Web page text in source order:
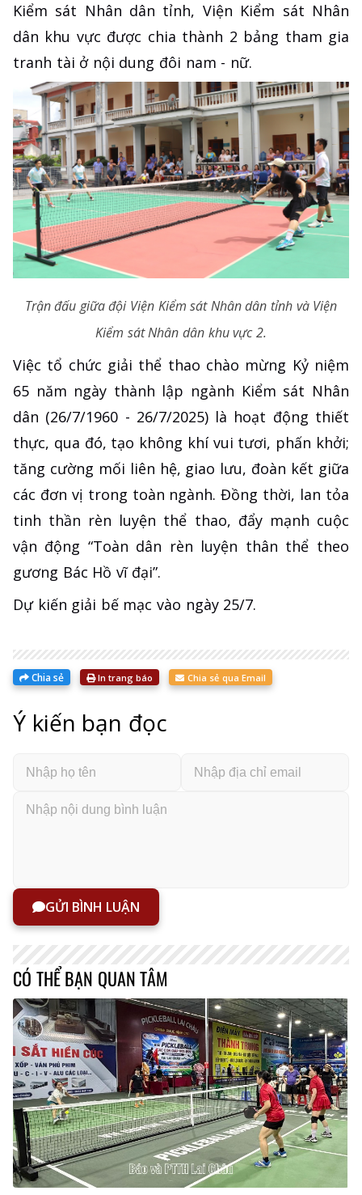
Kiểm sát Nhân dân tỉnh, Viện Kiểm sát Nhân
dân khu vực được chia thành 2 bảng tham gia
tranh tài ở nội dung đôi nam - nữ.
Trận đấu giữa đội Viện Kiểm sát Nhân dân tỉnh và Viện
Kiểm sát Nhân dân khu vực 2.
Việc tổ chức giải thể thao chào mừng Kỷ niệm
65 năm ngày thành lập ngành Kiểm sát Nhân
dân (26/7/1960 - 26/7/2025) là hoạt động thiết
thực, qua đó, tạo không khí vui tươi, phấn khởi;
tăng cường mối liên hệ, giao lưu, đoàn kết giữa
các đơn vị trong toàn ngành. Đồng thời, lan tỏa
tinh thần rèn luyện thể thao, đẩy mạnh cuộc
vận động “Toàn dân rèn luyện thân thể theo
gương Bác Hồ vĩ đại”.
Dự kiến giải bế mạc vào ngày 25/7.
Chia sẻ In trang báo Chia sẻ qua Email
Ý kiến bạn đọc
GỬI BÌNH LUẬN
CÓ THỂ BẠN QUAN TÂM